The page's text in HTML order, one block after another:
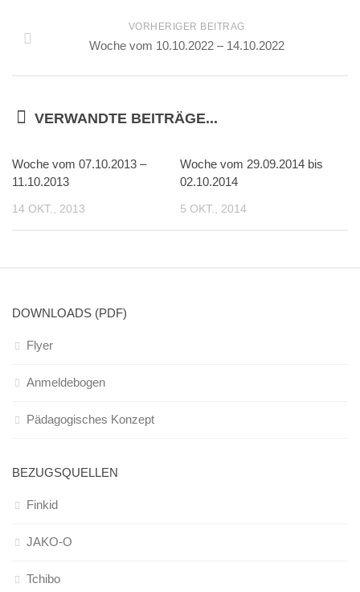
VORHERIGER BEITRAG
Woche vom 10.10.2022 – 14.10.2022
VERWANDTE BEITRÄGE...
Woche vom 07.10.2013 –
11.10.2013
14 OKT., 2013
Woche vom 29.09.2014 bis
02.10.2014
5 OKT., 2014
DOWNLOADS (PDF)
Flyer
Anmeldebogen
Pädagogisches Konzept
BEZUGSQUELLEN
Finkid
JAKO-O
Tchibo